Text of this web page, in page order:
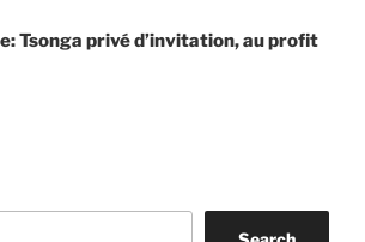
Tsonga privé d’invitation, au profit